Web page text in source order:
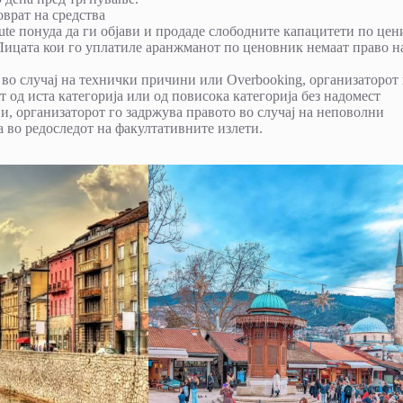
на средства
понуда да ги објави и продаде слободните капацитети по
кои го уплатиле аранжманот по ценовник немаат право
случај на технички причини или Overbooking, организаторот
иста категорија или од повисока категорија без надомест
организаторот го задржува правото во случај на неповолни
редоследот на факултативните излети.